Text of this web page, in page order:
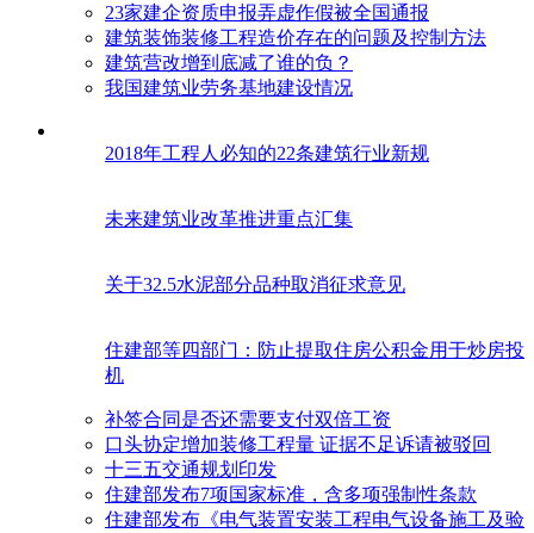
23家建企资质申报弄虚作假被全国通报
建筑装饰装修工程造价存在的问题及控制方法
建筑营改增到底减了谁的负？
我国建筑业劳务基地建设情况
2018年工程人必知的22条建筑行业新规
未来建筑业改革推进重点汇集
关于32.5水泥部分品种取消征求意见
住建部等四部门：防止提取住房公积金用于炒房投
机
补签合同是否还需要支付双倍工资
口头协定增加装修工程量 证据不足诉请被驳回
十三五交通规划印发
住建部发布7项国家标准，含多项强制性条款
住建部发布《电气装置安装工程电气设备施工及验